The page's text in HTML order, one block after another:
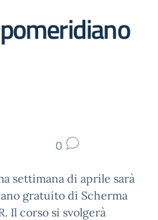
0
settimana di aprile sarà
gratuito di Scherma
Il corso si svolgerà